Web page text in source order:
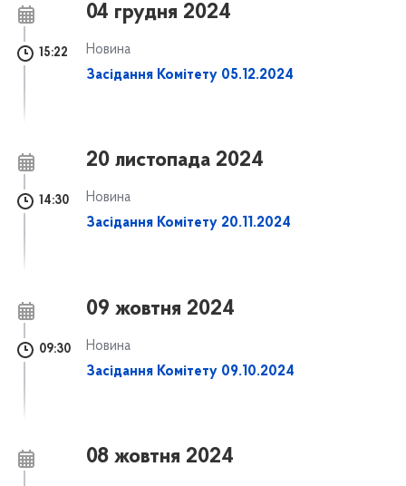
04 грудня 2024
15:22
Новина
Засідання Комітету 05.12.2024
20 листопада 2024
14:30
Новина
Засідання Комітету 20.11.2024
09 жовтня 2024
09:30
Новина
Засідання Комітету 09.10.2024
08 жовтня 2024